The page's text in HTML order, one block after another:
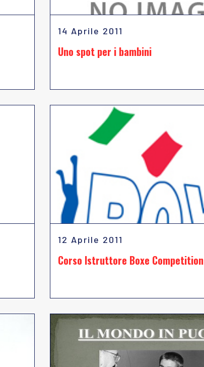
14 Aprile 2011
Uno spot per i bambini
12 Aprile 2011
Corso Istruttore Boxe Competition